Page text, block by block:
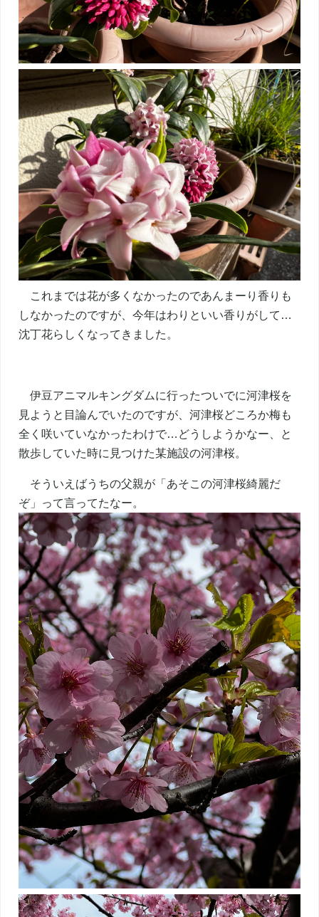
これまでは花が多くなかったのであんまーり香りも
しなかったのですが、今年はわりといい香りがして…
沈丁花らしくなってきました。
伊豆アニマルキングダムに行ったついでに河津桜を
見ようと目論んでいたのですが、河津桜どころか梅も
全く咲いていなかったわけで…どうしようかなー、と
散歩していた時に見つけた某施設の河津桜。
そういえばうちの父親が「あそこの河津桜綺麗だ
ぞ」って言ってたなー。